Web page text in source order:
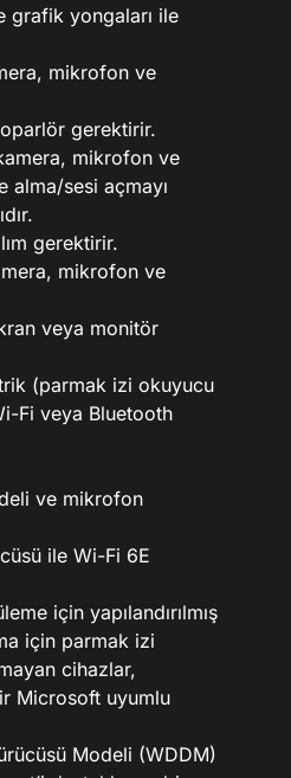
grafik yongaları ile
mikrofon ve
gerektirir.
mikrofon ve
alma/sesi açmayı
gerektirir.
mikrofon ve
veya monitör
(parmak izi okuyucu
Fi veya Bluetooth
ve mikrofon
ile Wi-Fi 6E
için yapılandırılmış
için parmak izi
cihazlar,
Microsoft uyumlu
Modeli (WDDM)